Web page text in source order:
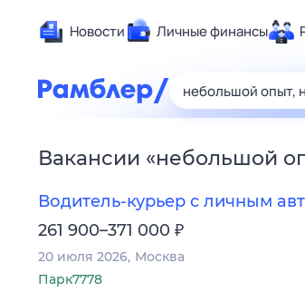
Новости Личные финансы
Вакансии «небольшой
Водитель-курьер с личным
261 900–371 000 ₽
20 июля 2026 Москва
Парк7778